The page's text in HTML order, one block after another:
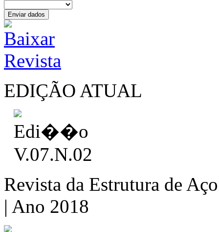
EDIÇÃO ATUAL
Revista da Estrutura de
| Ano 2018